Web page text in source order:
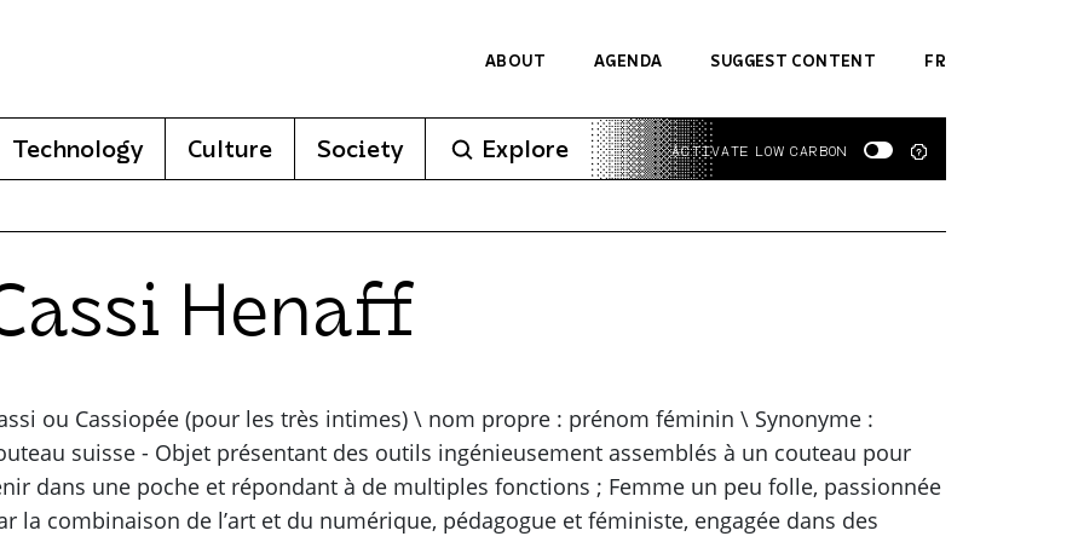
ABOUT AGENDA SUGGEST CONTENT FR
Technology Culture Society Explore ACTIVATE LOW CARBON
Henaff
ou Cassiopée (pour les très intimes) \ nom propre : prénom féminin \ Synonyme :
suisse - Objet présentant des outils ingénieusement assemblés à un couteau pour
dans une poche et répondant à de multiples fonctions ; Femme un peu folle, passionnée
la combinaison de l’art et du numérique, pédagogue et féministe, engagée dans des